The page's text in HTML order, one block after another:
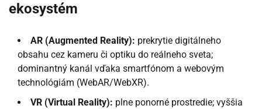
ekosystém
AR (Augmented Reality): prekrytie digitálneho
obsahu cez kameru či optiku do reálneho sveta;
dominantný kanál vďaka smartfónom a webovým
technológiám (WebAR/WebXR).
VR (Virtual Reality): plne ponorné prostredie; vyššia